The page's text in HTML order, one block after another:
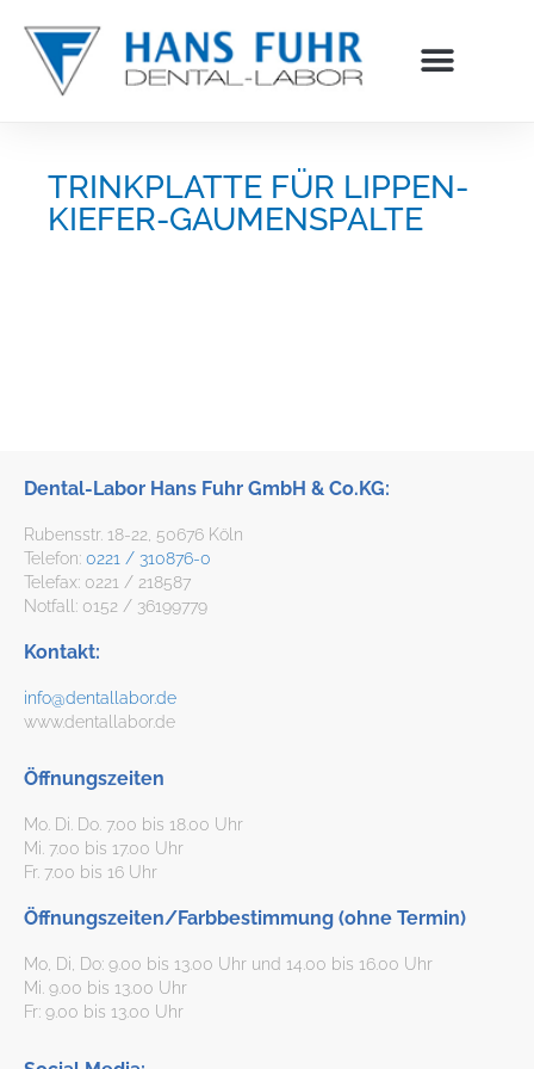
springen
TRINKPLATTE FÜR LIPPEN-
KIEFER-GAUMENSPALTE
Dental-Labor Hans Fuhr GmbH & Co.KG:
Rubensstr. 18-22, 50676 Köln
Telefon: 0221 / 310876-0
Telefax: 0221 / 218587
Notfall: 0152 / 36199779
Kontakt:
info@dentallabor.de
www.dentallabor.de
Öffnungszeiten
Mo. Di. Do. 7.00 bis 18.00 Uhr
Mi. 7.00 bis 17.00 Uhr
Fr. 7.00 bis 16 Uhr
Öffnungszeiten/Farbbestimmung (ohne Termin)
Mo, Di, Do: 9.00 bis 13.00 Uhr und 14.00 bis 16.00 Uhr
Mi. 9.00 bis 13.00 Uhr
Fr: 9.00 bis 13.00 Uhr